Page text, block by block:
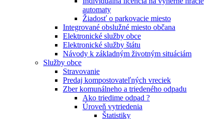
automaty
Žiadosť o parkovacie miesto
Integrované obslužné miesto občana
Elektronické služby obce
Elektronické služby štátu
Návody k základným životným situáciám
Služby obce
Stravovanie
Predaj kompostovateľných vreciek
Zber komunálneho a triedeného odpadu
Ako triedime odpad ?
Úroveň vytriedenia
Štatistiky